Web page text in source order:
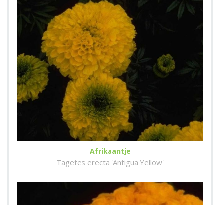
Afrikaantje
Tagetes erecta 'Antigua Yellow'